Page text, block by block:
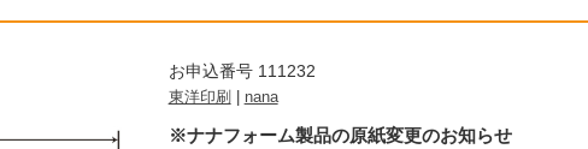
お申込番号 111232
東洋印刷 nana
※ナナフォーム製品の原紙変更のお知らせ